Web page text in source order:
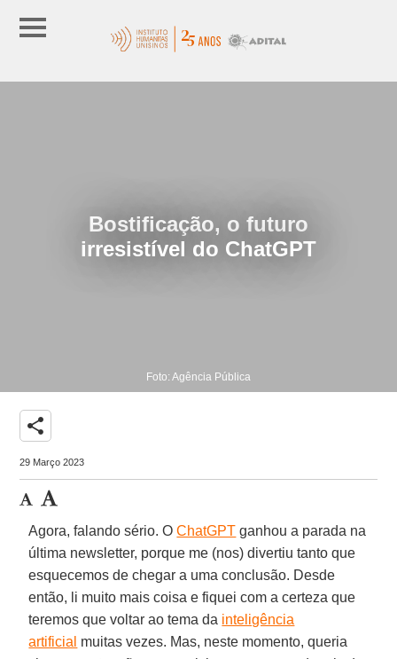
Bostificação, o futuro
irresistível do ChatGPT
Foto: Agência Pública
share
29 Março 2023
Agora, falando sério. OChatGPT ganhou a parada na
última newsletter, porque me (nos) divertiu tanto que
esquecemos de chegar a uma conclusão. Desde
então, li muito mais coisa e fiquei com a certeza que
teremos que voltar ao tema da inteligência
artificial muitas vezes. Mas, neste momento, queria